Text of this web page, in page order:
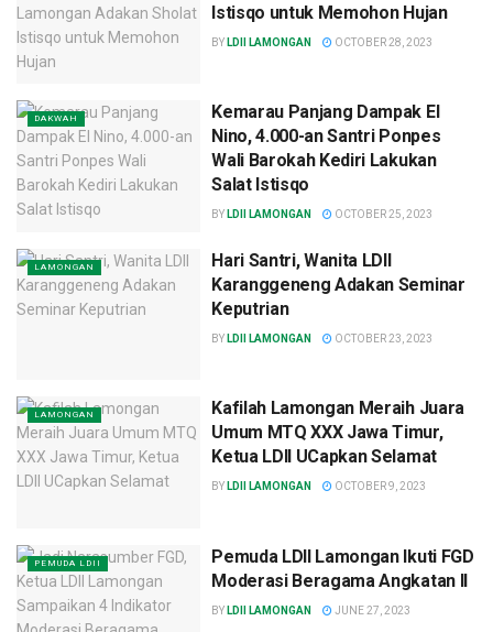
Istisqo untuk Memohon Hujan
BY LDII LAMONGAN OCTOBER 28, 2023
DAKWAH
Kemarau Panjang Dampak El
Nino, 4.000-an Santri Ponpes
Wali Barokah Kediri Lakukan
Salat Istisqo
BY LDII LAMONGAN OCTOBER 25, 2023
LAMONGAN
Hari Santri, Wanita LDII
Karanggeneng Adakan Seminar
Keputrian
BY LDII LAMONGAN OCTOBER 23, 2023
LAMONGAN
Kafilah Lamongan Meraih Juara
Umum MTQ XXX Jawa Timur,
Ketua LDII UCapkan Selamat
BY LDII LAMONGAN OCTOBER 9, 2023
PEMUDA LDII
Pemuda LDII Lamongan Ikuti FGD
Moderasi Beragama Angkatan II
BY LDII LAMONGAN JUNE 27, 2023